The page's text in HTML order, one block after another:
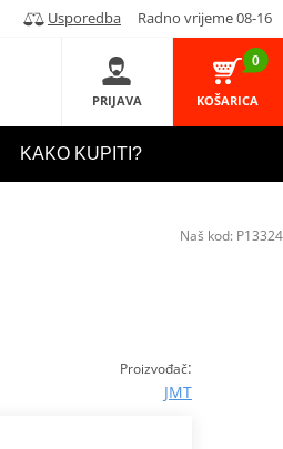
Usporedba Radno vrijeme 08-16
PRIJAVA
0
KOŠARICA
KAKO KUPITI?
Proizvođač:
JMT
Naš kod: P13324